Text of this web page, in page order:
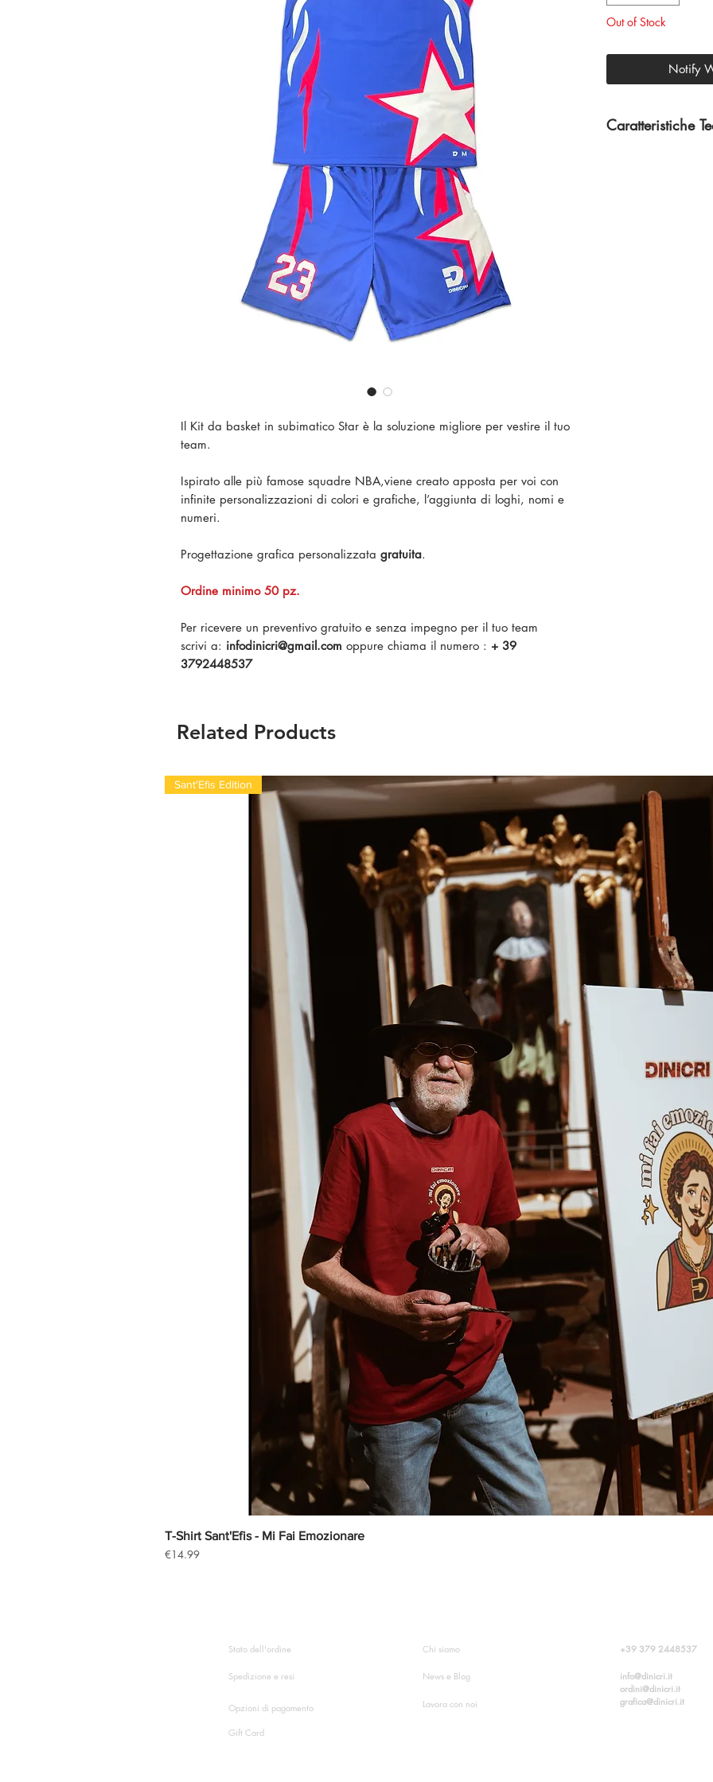
Il Kit da basket in subimatico Star è la soluzione migliore per vestire il tuo
team.
Ispirato alle più famose squadre NBA,viene creato apposta per voi con
infinite personalizzazioni di colori e grafiche, l’aggiunta di loghi, nomi e
numeri.
Progettazione grafica personalizzata gratuita.
Ordine minimo 50 pz.
Per ricevere un preventivo gratuito e senza impegno per il tuo team
scrivi a: infodinicri@gmail.com oppure chiama il numero : + 39
3792448537
Out of Stock
Notify
Caratteristiche
Related Products
Sant'Efis Edition
T-Shirt Sant'Efis - Mi Fai Emozionare
Price
€14.99
Stato dell'ordine
Spedizione e resi
Opzioni di pagamento
Chi siamo
News e Blog
Lavora con noi
+39 379 2448537
info@dinicri.it
ordini@dinicri.it
grafica@dinicri.it
Gift Card